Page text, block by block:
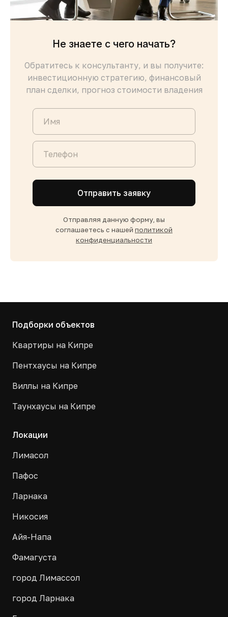
Не знаете с чего начать?
Обратитесь к консультанту, и вы получите:
инвестиционную стратегию, финансовый
план сделки, прогноз стоимости владения
Отправить заявку
Отправляя данную форму, вы
соглашаетесь с нашей политикой
конфиденциальности
Подборки объектов
Квартиры на Кипре
Пентхаусы на Кипре
Виллы на Кипре
Таунхаусы на Кипре
Локации
Лимасол
Пафос
Ларнака
Никосия
Айя-Напа
Фамагуста
город Лимассол
город Ларнака